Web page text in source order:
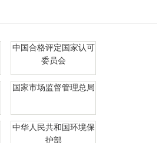
中国合格评定国家认可
委员会
国家市场监督管理总局
中华人民共和国环境保
护部